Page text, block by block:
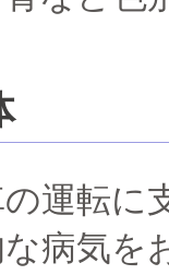
の運転に
病気を